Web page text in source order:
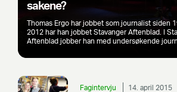
sakene?
Thomas Ergo har jobbet som journalist siden
2012 har han jobbet Stavanger Aftenblad. I
Aftenblad jobber han med undersøkende
Fagintervju 14. april 2015